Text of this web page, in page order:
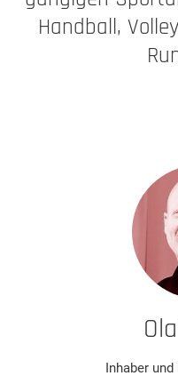
Handball,
Inhaber